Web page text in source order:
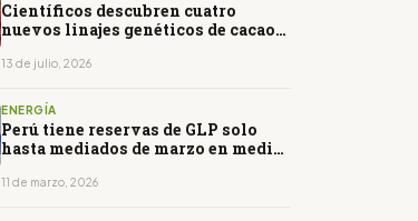
Científicos descubren cuatro
nuevos linajes genéticos de cacao
13 de julio, 2026
ENERGÍA
Perú tiene reservas de GLP solo
hasta mediados de marzo en medio
11 de marzo, 2026